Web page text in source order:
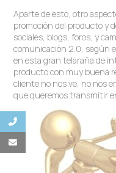
Aparte de esto, otro
promoción del producto y
sociales, blogs, foros, y
comunicación 2.0, según
en esta gran telaraña de
producto con muy buena
cliente no nos ve, no nos
que queremos transmitir